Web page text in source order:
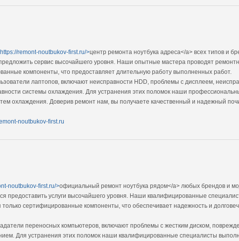
https://remont-noutbukov-first.ru/>центр ремонта ноутбука адреса</a> всех типов и
сервис высочайшего уровня. Наши опытные мастера проводят
компоненты, что предоставляет длительную работу выполненных работ.
лаптопов, включают неисправности HDD, проблемы с дисплеем,
системы охлаждения. Для устранения этих поломок наши
охлаждения. Доверив ремонт нам, вы получаете качественный и надежный
noutbukov-first.ru
noutbukov-first.ru/>официальный ремонт ноутбука рядом</a> любых брендов и
предоставить услуги высочайшего уровня. Наши квалифицированные
сертифицированные компоненты, что обеспечивает надежность и
переносных компьютеров, включают проблемы с жестким диском,
Для устранения этих поломок наши квалифицированные специалисты